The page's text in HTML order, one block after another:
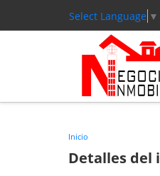
Select Language ▼
Inicio
Detalles del